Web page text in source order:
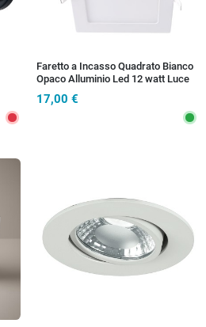
Faretto a Incasso Quadrato Bianco
Opaco Alluminio Led 12 watt Luce
17,00 €